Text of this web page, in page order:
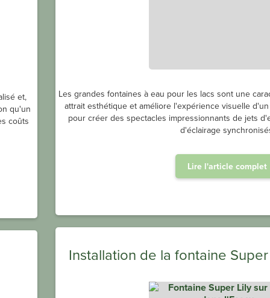
et,
qu'un
coûts
Les grandes fontaines à eau pour les lacs sont une
attrait esthétique et améliore l'expérience visuelle
pour créer des spectacles impressionnants de jets
d'éclairage
Lire l'article complet
Installation de la fontaine